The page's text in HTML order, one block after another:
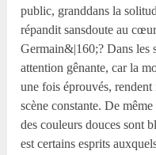
public, granddans la
répandit sansdoute au
Germain&|160;? Dans les
attention gênante, car la
une fois éprouvés, rendent
scène constante. De
des couleurs douces sont
est certains esprits